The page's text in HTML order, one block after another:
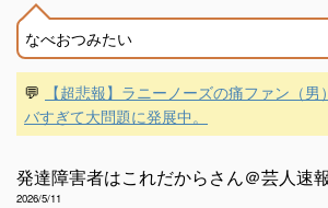
なべおつみたい
💬
【超悲報】ラニーノーズの痛ファン（
バすぎて大問題に発展中。
発達障害者はこれだからさん＠芸人速報
2026/5/11